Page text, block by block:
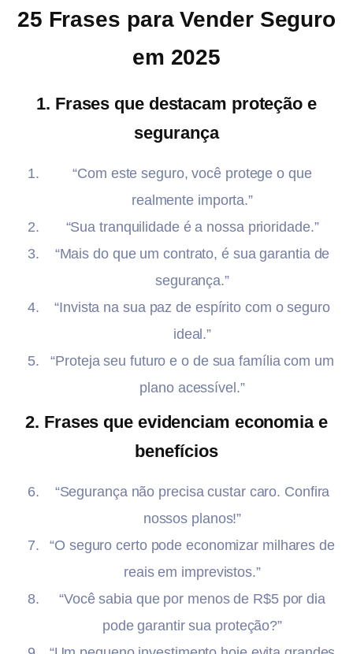
25 Frases para Vender Seguro
em 2025
1. Frases que destacam proteção e
segurança
“Com este seguro, você protege o que
realmente importa.”
“Sua tranquilidade é a nossa prioridade.”
“Mais do que um contrato, é sua garantia de
segurança.”
“Invista na sua paz de espírito com o seguro
ideal.”
“Proteja seu futuro e o de sua família com um
plano acessível.”
2. Frases que evidenciam economia e
benefícios
“Segurança não precisa custar caro. Confira
nossos planos!”
“O seguro certo pode economizar milhares de
reais em imprevistos.”
“Você sabia que por menos de R$5 por dia
pode garantir sua proteção?”